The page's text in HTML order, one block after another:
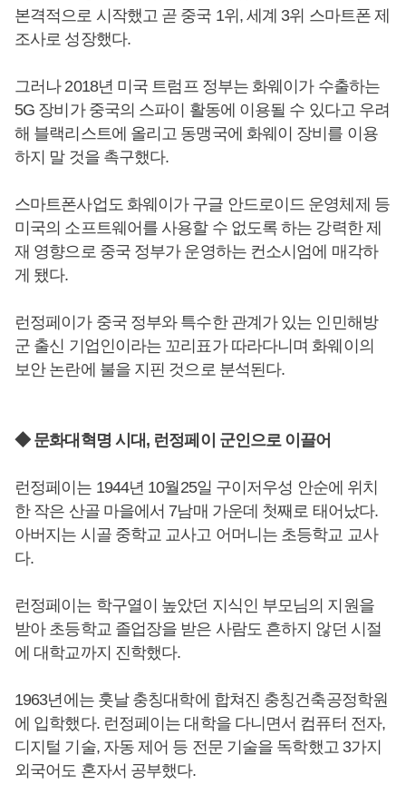
본격적으로 시작했고 곧 중국 1위, 세계 3위 스마트폰 제
조사로 성장했다.
그러나 2018년 미국 트럼프 정부는 화웨이가 수출하는
5G 장비가 중국의 스파이 활동에 이용될 수 있다고 우려
해 블랙리스트에 올리고 동맹국에 화웨이 장비를 이용
하지 말 것을 촉구했다.
스마트폰사업도 화웨이가 구글 안드로이드 운영체제 등
미국의 소프트웨어를 사용할 수 없도록 하는 강력한 제
재 영향으로 중국 정부가 운영하는 컨소시엄에 매각하
게 됐다.
런정페이가 중국 정부와 특수한 관계가 있는 인민해방
군 출신 기업인이라는 꼬리표가 따라다니며 화웨이의
보안 논란에 불을 지핀 것으로 분석된다.
◆ 문화대혁명 시대, 런정페이 군인으로 이끌어
런정페이는 1944년 10월25일 구이저우성 안순에 위치
한 작은 산골 마을에서 7남매 가운데 첫째로 태어났다.
아버지는 시골 중학교 교사고 어머니는 초등학교 교사
다.
런정페이는 학구열이 높았던 지식인 부모님의 지원을
받아 초등학교 졸업장을 받은 사람도 흔하지 않던 시절
에 대학교까지 진학했다.
1963년에는 훗날 충칭대학에 합쳐진 충칭건축공정학원
에 입학했다. 런정페이는 대학을 다니면서 컴퓨터 전자,
디지털 기술, 자동 제어 등 전문 기술을 독학했고 3가지
외국어도 혼자서 공부했다.